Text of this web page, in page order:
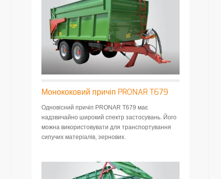
Монококовий причіп PRONAR T679
Одновісний причіп PRONAR T679 має
надзвичайно широкий спектр застосувань. Його
можна використовувати для транспортування
сипучих матеріалів, зернових.